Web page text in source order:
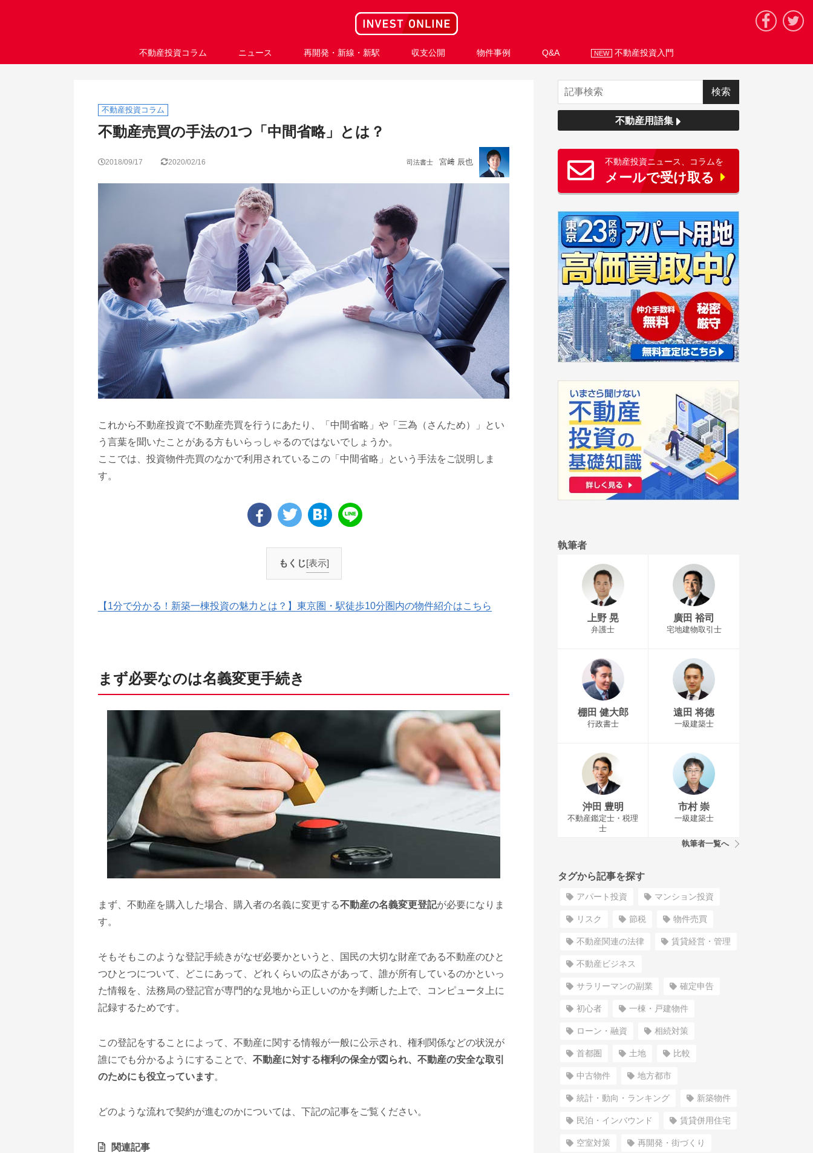
不動産投資コラム ニュース 再開発・新線・新駅 収支公開 物件事例 Q&A NEW 不動産投資入門
不動産投資コラム
不動産売買の手法の1つ「中間省略」とは？
2018/09/17 2020/02/16 司法書士 宮﨑 辰也
これから不動産投資で不動産売買を行うにあたり、「中間省略」や「三為（さんため）」とい
う言葉を聞いたことがある方もいらっしゃるのではないでしょうか。
ここでは、投資物件売買のなかで利用されているこの「中間省略」という手法をご説明しま
す。
もくじ[表示]
【1分で分かる！新築一棟投資の魅力とは？】東京圏・駅徒歩10分圏内の物件紹介はこちら
まず必要なのは名義変更手続き
まず、不動産を購入した場合、購入者の名義に変更する不動産の名義変更登記が必要になりま
す。
そもそもこのような登記手続きがなぜ必要かというと、国民の大切な財産である不動産のひと
つひとつについて、どこにあって、どれくらいの広さがあって、誰が所有しているのかといっ
た情報を、法務局の登記官が専門的な見地から正しいのかを判断した上で、コンピュータ上に
記録するためです。
この登記をすることによって、不動産に関する情報が一般に公示され、権利関係などの状況が
誰にでも分かるようにすることで、 不動産に対する権利の保全が図られ、不動産の安全な取引
のためにも役立っています。
どのような流れで契約が進むのかについては、下記の記事をご覧ください。
関連記事
不動産用語集
不動産投資ニュース、コラムを
メールで受け取る
執筆者
上野 晃
弁護士
廣田 裕司
宅地建物取引士
棚田 健大郎
行政書士
遠田 将徳
一級建築士
沖田 豊明
不動産鑑定士・税理
士
市村 崇
一級建築士
執筆者一覧へ
タグから記事を探す
アパート投資 マンション投資
リスク 節税 物件売買
不動産関連の法律 賃貸経営・管理
不動産ビジネス
サラリーマンの副業 確定申告
初心者 一棟・戸建物件
ローン・融資 相続対策
首都圏 土地 比較
中古物件 地方都市
統計・動向・ランキング 新築物件
民泊・インバウンド 賃貸併用住宅
空室対策 再開発・街づくり